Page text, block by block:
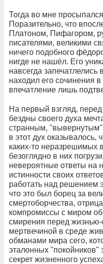
Тогда во мне
Поразительно, что
Платоном, Пифагором,
писателями, великими
ничего подобного
нигде не нашёл. Его
навсегда запечатлелись
находил его сочинения
впечатление лишь
На первый взгляд,
бездны своего духа
странным, "вывернутым"
в этот дух оказывалось,
каких-то неразрешимых
безоглядно в них
невероятные ответы на
истинности своих
работать над решением
что это был борец за
смертоборчества,
компромиссы с миром
смирения перед жизнью-
мертвечиной в среде
обманами мира сего,
эталонных "покойников"
секрет жизненного